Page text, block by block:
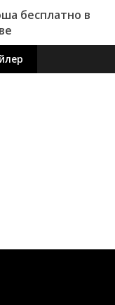
бесплатно в